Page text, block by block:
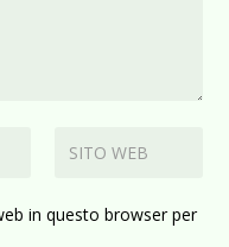
in questo browser per